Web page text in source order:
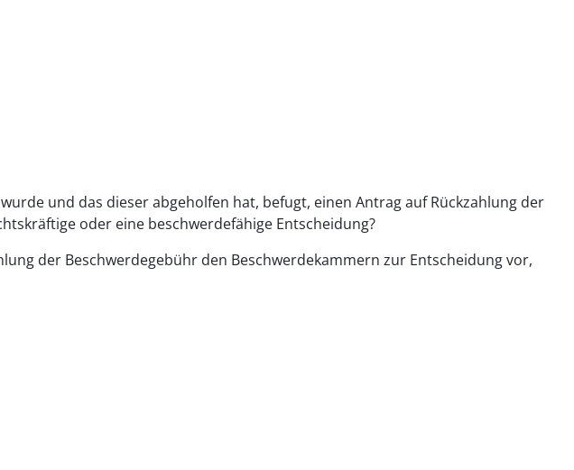
und das dieser abgeholfen hat, befugt, einen Antrag auf Rückzahlung der
oder eine beschwerdefähige Entscheidung?
der Beschwerdegebühr den Beschwerdekammern zur Entscheidung vor,